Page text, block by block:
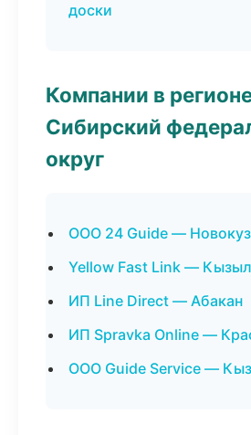
доски
Компании в
Сибирский
округ
ООО 24 Guide —
Yellow Fast Link — Кызыл
ИП Line Direct — Абакан
ИП Spravka Online —
ООО Guide Service —